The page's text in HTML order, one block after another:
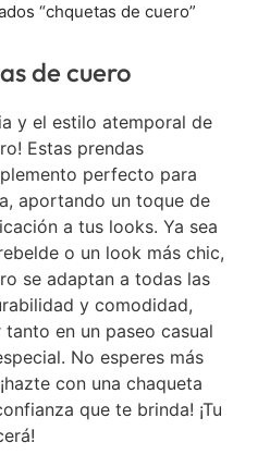
“chquetas de cuero”
de cuero
y el estilo atemporal de
Estas prendas
perfecto para
aportando un toque de
a tus looks. Ya sea
o un look más chic,
se adaptan a todas las
y comodidad,
en un paseo casual
No esperes más
con una chaqueta
que te brinda! ¡Tu